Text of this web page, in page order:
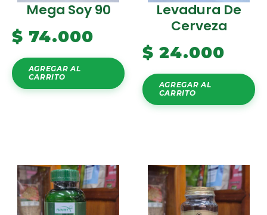
Mega Soy 90
$ 74.000
AGREGAR AL
CARRITO
Levadura De
Cerveza
$ 24.000
AGREGAR AL
CARRITO